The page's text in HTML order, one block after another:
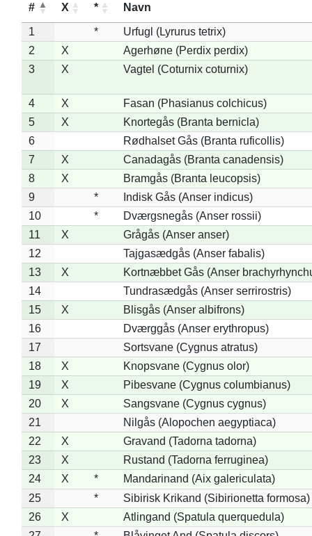
# X * Navn
1 *
Urfugl (Lyrurus tetrix)
2
X
Agerhøne (Perdix perdix)
3
X Vagtel (Coturnix coturnix)
4 X
Fasan (Phasianus colchicus)
5
X
Knortegås (Branta bernicla)
6
Rødhalset Gås (Branta ruficollis)
7
X
Canadagås (Branta canadensis)
8
X
Bramgås (Branta leucopsis)
9
*
Indisk Gås (Anser indicus)
10
*
Dværgsnegås (Anser rossii)
11
X
Grågås (Anser anser)
12
Tajgasædgås (Anser fabalis)
13
X
Kortnæbbet Gås (Anser
14
Tundrasædgås (Anser serrirostris)
15
X
Blisgås (Anser albifrons)
16
Dværggås (Anser erythropus)
17
Sortsvane (Cygnus atratus)
18
X
Knopsvane (Cygnus olor)
19
X
Pibesvane (Cygnus columbianus)
20
X
Sangsvane (Cygnus cygnus)
21
Nilgås (Alopochen aegyptiaca)
22
X
Gravand (Tadorna tadorna)
23
X
Rustand (Tadorna ferruginea)
24
X *
Mandarinand (Aix galericulata)
25
*
Sibirisk Krikand (Sibirionetta formosa)
26
X
Atlingand (Spatula querquedula)